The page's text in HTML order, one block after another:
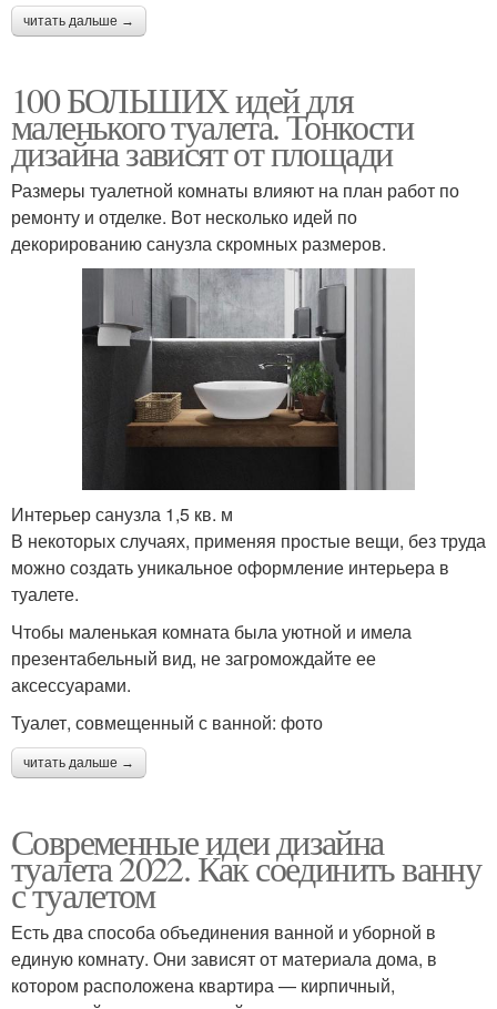
читать дальше →
100 БОЛЬШИХ идей для
маленького туалета. Тонкости
дизайна зависят от площади
Размеры туалетной комнаты влияют на план работ по
ремонту и отделке. Вот несколько идей по
декорированию санузла скромных размеров.
Интерьер санузла 1,5 кв. м
В некоторых случаях, применяя простые вещи, без труда
можно создать уникальное оформление интерьера в
туалете.
Чтобы маленькая комната была уютной и имела
презентабельный вид, не загромождайте ее
аксессуарами.
Туалет, совмещенный с ванной: фото
читать дальше →
Современные идеи дизайна
туалета 2022. Как соединить ванну
с туалетом
Есть два способа объединения ванной и уборной в
единую комнату. Они зависят от материала дома, в
котором расположена квартира — кирпичный,